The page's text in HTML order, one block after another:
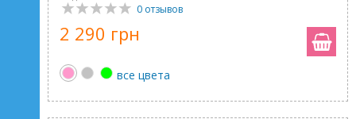
0 отзывов
2 290 грн
все цвета